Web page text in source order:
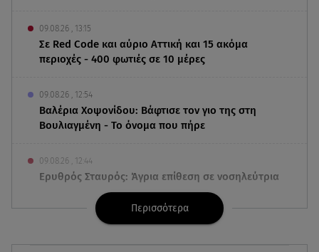
09.08.26 , 13:15
Σε Red Code και αύριο Αττική και 15 ακόμα
περιοχές - 400 φωτιές σε 10 μέρες
09.08.26 , 12:54
Βαλέρια Χοψονίδου: Βάφτισε τον γιο της στη
Βουλιαγμένη - Το όνομα που πήρε
09.08.26 , 12:44
Ερυθρός Σταυρός: Άγρια επίθεση σε νοσηλεύτρια
στα Επείγοντα
Πάρος: Χωρίς ναυαγοσώστη η πισίνα του beach
Περισσότερα